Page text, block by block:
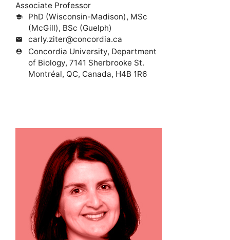
Associate Professor
school
PhD (Wisconsin-Madison), MSc
(McGill), BSc (Guelph)
mail carly.ziter@concordia.ca
person_pin
Concordia University, Department
of Biology, 7141 Sherbrooke St.
Montréal, QC, Canada, H4B 1R6